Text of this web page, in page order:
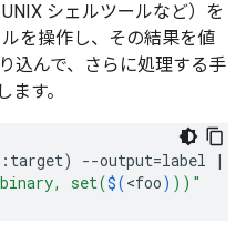
シェルツールなど）を
を操作し、その結果を値
込んで、さらに処理する手
す。
) --output=label |
set($(<foo) ))"